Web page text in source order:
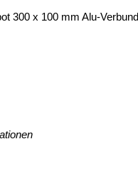
300 x 100 mm Alu-Verbund